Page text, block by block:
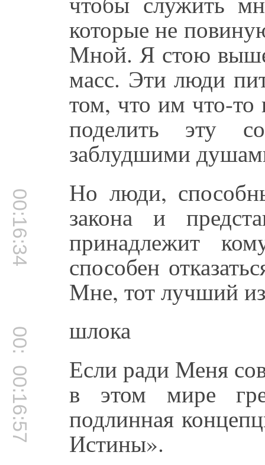
которые не
Мной. Я стою выше
масс. Эти люди
том, что им что-
поделить эту
заблудшими
00:16:34 Но люди,
закона и
принадлежит
способен
Мне, тот лучший
00:16:52 шлока
00:16:57 Если ради Меня
в этом мире
подлинная
Истины».